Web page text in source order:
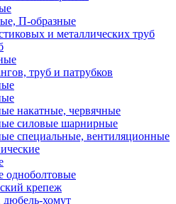
П-образные
и металлических труб
труб и патрубков
накатные, червячные
силовые шарнирные
специальные, вентиляционные
одноболтовые
крепеж
хомут